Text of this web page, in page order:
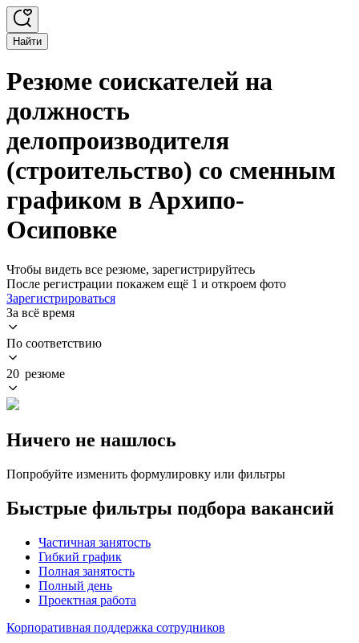
Найти
Резюме соискателей на
должность
делопроизводителя
(строительство) со сменным
графиком в Архипо-
Осиповке
Чтобы видеть все резюме, зарегистрируйтесь
После регистрации покажем ещё 1 и откроем фото
Зарегистрироваться
За всё время
По соответствию
20 резюме
Ничего не нашлось
Попробуйте изменить формулировку или фильтры
Быстрые фильтры подбора вакансий
Частичная занятость
Гибкий график
Полная занятость
Полный день
Проектная работа
Корпоративная поддержка сотрудников